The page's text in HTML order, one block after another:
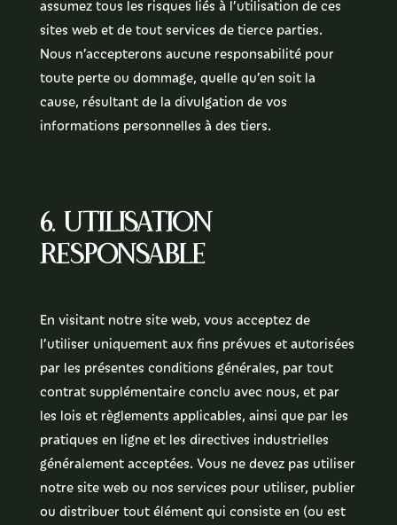
assumez tous les risques liés à l’utilisation de ces
sites web et de tout services de tierce parties.
Nous n’accepterons aucune responsabilité pour
toute perte ou dommage, quelle qu’en soit la
cause, résultant de la divulgation de vos
informations personnelles à des tiers.
6. Utilisation
responsable
En visitant notre site web, vous acceptez de
l’utiliser uniquement aux fins prévues et autorisées
par les présentes conditions générales, par tout
contrat supplémentaire conclu avec nous, et par
les lois et règlements applicables, ainsi que par les
pratiques en ligne et les directives industrielles
généralement acceptées. Vous ne devez pas utiliser
notre site web ou nos services pour utiliser, publier
ou distribuer tout élément qui consiste en (ou est